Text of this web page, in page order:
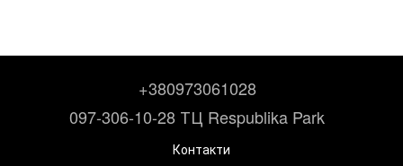
+380973061028
097-306-10-28 ТЦ Respublika Park
Контакти